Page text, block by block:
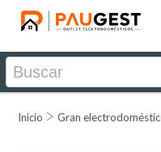
Inicio Gran